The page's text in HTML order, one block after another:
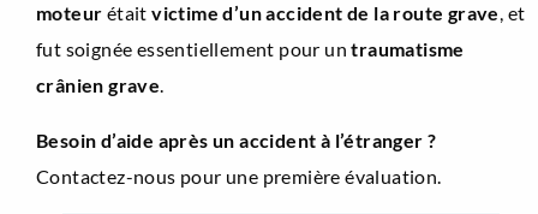
moteur étaitvictime d’un accident de la route grave, et
fut soignée essentiellement pour untraumatisme
crânien grave.
Besoin d’aide après un accident à l’étranger ?
Contactez-nous pour une première évaluation.